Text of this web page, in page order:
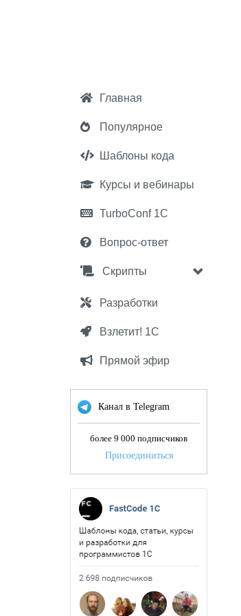
Главная
Популярное
Шаблоны кода
Курсы и вебинары
TurboConf 1С
Вопрос-ответ
Скрипты
Разработки
Взлетит! 1С
Прямой эфир
Канал в Telegram
более 9 000 подписчиков
Присоединиться